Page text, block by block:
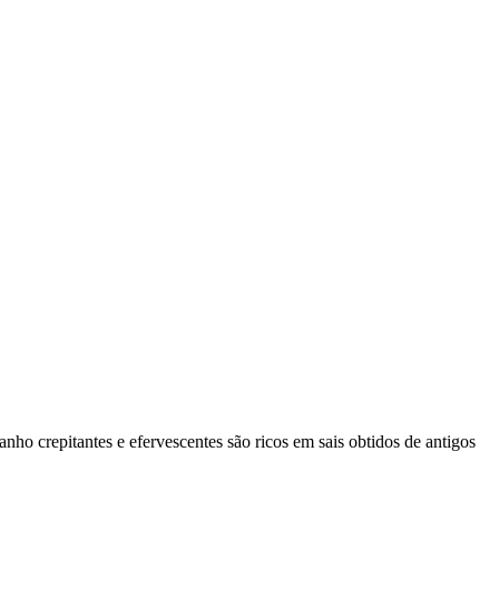
crepitantes e efervescentes são ricos em sais obtidos de antigos